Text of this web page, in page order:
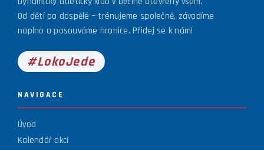
Od dětí po dospělé – trénujeme společně, závodíme
naplno a posouváme hranice. Přidej se k nám!
#LokoJede
NAVIGACE
Úvod
Kalendář akcí